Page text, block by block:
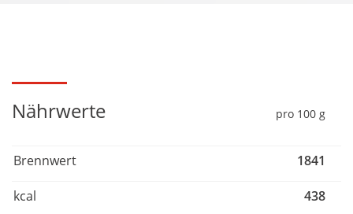
Nährwerte pro 100 g
Brennwert 1841
kcal 438